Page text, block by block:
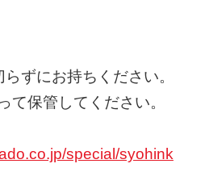
ずにお持ちください。
て保管してください。
special/syohink